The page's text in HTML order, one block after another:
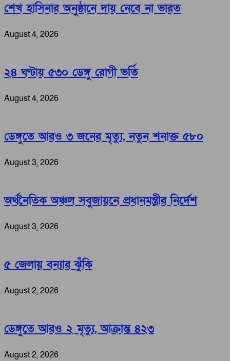
শেখ হাসিনার অনুষ্ঠানে দায় নেবে না ভারত
August 4, 2026
২৪ ঘণ্টায় ৫৩০ ডেঙ্গু রোগী ভর্তি
August 4, 2026
ডেঙ্গুতে আরও ৩ জনের মৃত্যু, নতুন শনাক্ত ৫৮০
August 3, 2026
অর্থনৈতিক অঞ্চল সবুজায়নে প্রধানমন্ত্রীর নির্দেশ
August 3, 2026
৫ জেলায় বন্যার ঝুঁকি
August 2, 2026
ডেঙ্গুতে আরও ২ মৃত্যু, আক্রান্ত ৪২৩
August 2, 2026